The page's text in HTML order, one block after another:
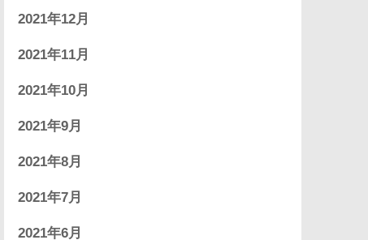
2021年12月
2021年11月
2021年10月
2021年9月
2021年8月
2021年7月
2021年6月